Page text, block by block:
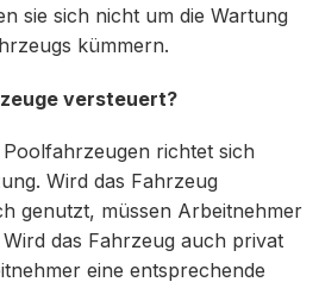
sie sich nicht um die Wartung
kümmern.
versteuert?
richtet sich
Wird das Fahrzeug
genutzt, müssen Arbeitnehmer
das Fahrzeug auch privat
eine entsprechende